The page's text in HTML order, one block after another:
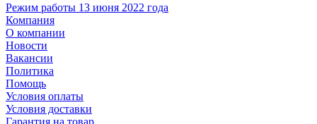
Режим работы 13 июня 2022 года
Компания
О компании
Новости
Вакансии
Политика
Помощь
Условия оплаты
Условия доставки
Гарантия на товар